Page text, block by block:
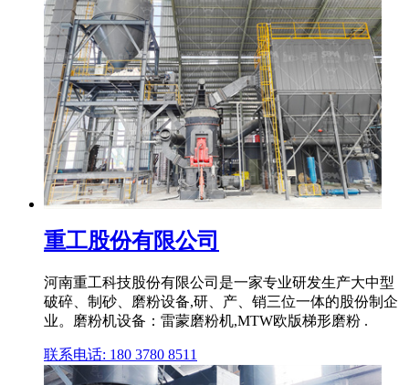
重工股份有限公司
河南重工科技股份有限公司是一家专业研发生产大中型
破碎、制砂、磨粉设备,研、产、销三位一体的股份制企
业。磨粉机设备：雷蒙磨粉机,MTW欧版梯形磨粉 .
联系电话: 180 3780 8511